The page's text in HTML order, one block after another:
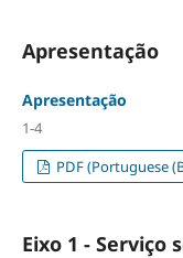
Apresentação
Apresentação
1-4
PDF (Portuguese
Eixo 1 - Serviço